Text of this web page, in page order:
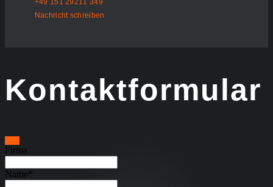
+49 151 29211 349
Nachricht schreiben
Kontaktformular
Firma
Name*